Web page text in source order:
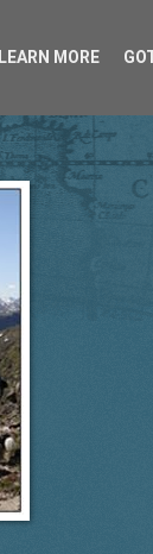
LEARN MORE